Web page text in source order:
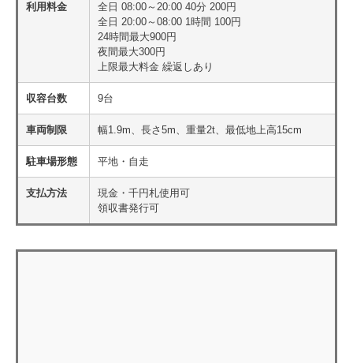
利用料金
全日 08:00～20:00 40分 200円
全日 20:00～08:00 1時間 100円
24時間最大900円
夜間最大300円
上限最大料金 繰返しあり
収容台数 9台
車両制限 幅1.9m、長さ5m、重量2t、最低地上高15cm
駐車場形態 平地・自走
支払方法
現金・千円札使用可
領収書発行可